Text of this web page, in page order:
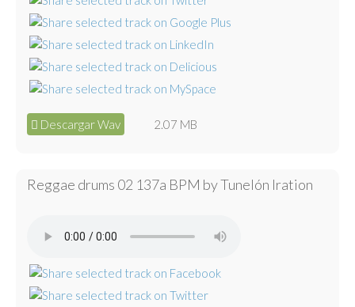
Descargar Wav 2.07 MB
Reggae drums 02 137a BPM by Tunelón Iration